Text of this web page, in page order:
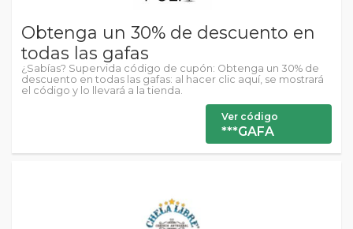
Obtenga un 30% de descuento en
todas las gafas
¿Sabías? Supervida código de cupón: Obtenga un 30% de
descuento en todas las gafas: al hacer clic aquí, se mostrará
el código y lo llevará a la tienda.
Ver código
***GAFA